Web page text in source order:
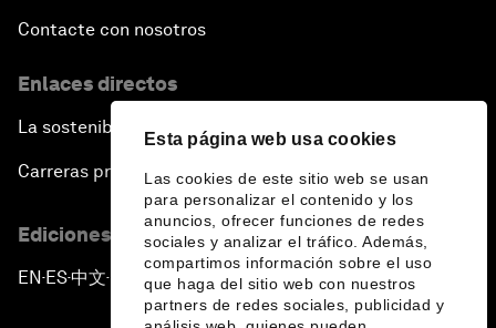
Esta página web usa cookies
Las cookies de este sitio web se usan
para personalizar el contenido y los
anuncios, ofrecer funciones de redes
sociales y analizar el tráfico. Además,
compartimos información sobre el uso
que haga del sitio web con nuestros
partners de redes sociales, publicidad y
Contacte con nosotros
Enlaces directos
La sostenibilidad en el Foro
Carreras profesionales
Ediciones en otros idiomas
EN ▪ES▪中文▪ 日本語